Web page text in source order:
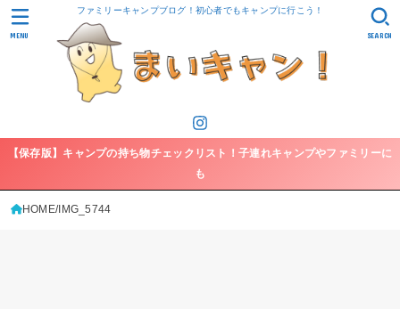
ファミリーキャンプブログ！初心者でもキャンプに行こう！
SEARCH
MENU
【保存版】キャンプの持ち物チェックリスト！子連れキャンプやファミリーに
も
HOME IMG_5744